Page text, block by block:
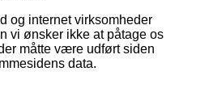
og internet virksomheder
vi ønsker ikke at påtage os
måtte være udført siden
data.